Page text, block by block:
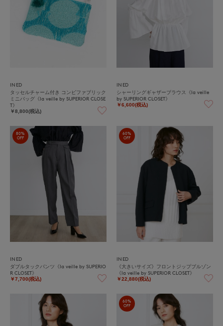
INED
タッセルチャーム付き コンビファブリック
ミニバッグ《la veille by SUPERIOR CLOSE
T》
￥8,800(税込)
INED
シャーリングギャザーブラウス《la veille
by SUPERIOR CLOSET》
￥6,600(税込)
80%
OFF
INED
ダブルタックパンツ《la veille by SUPERIO
R CLOSET》
￥7,700(税込)
60%
OFF
INED
《大きいサイズ》フロントジップブルゾン
《la veille by SUPERIOR CLOSET》
￥22,880(税込)
60%
OFF